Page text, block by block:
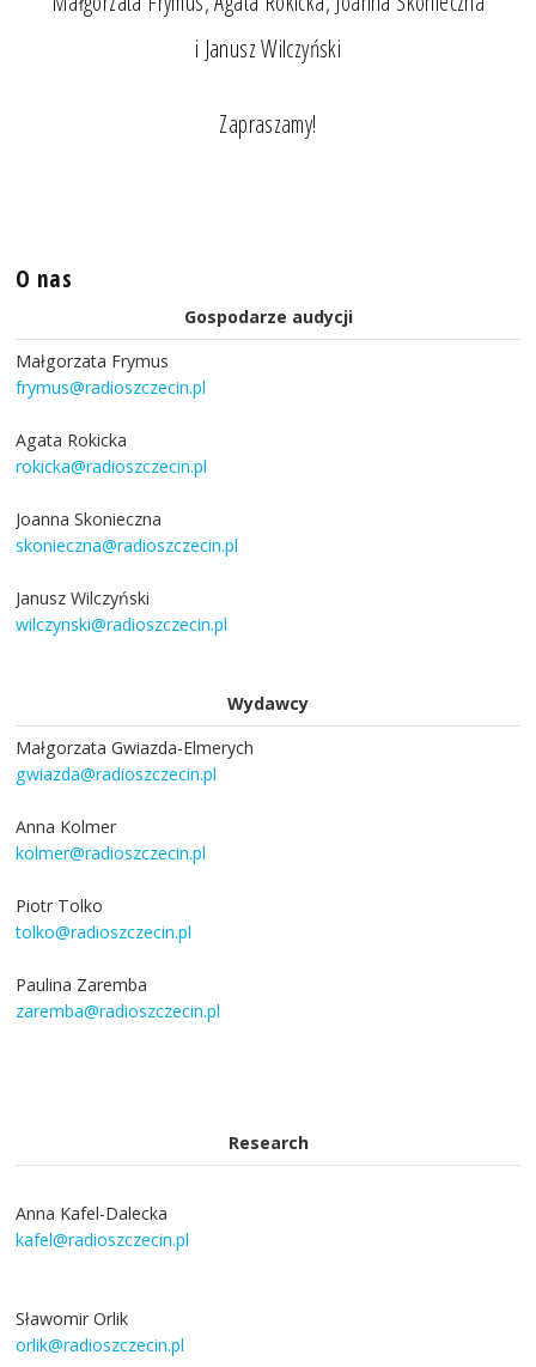
i Janusz Wilczyński
Zapraszamy!
O nas
Gospodarze audycji
Małgorzata Frymus
frymus@radioszczecin.pl
Agata Rokicka
rokicka@radioszczecin.pl
Joanna Skonieczna
skonieczna@radioszczecin.pl
Janusz Wilczyński
wilczynski@radioszczecin.pl
Wydawcy
Małgorzata Gwiazda-Elmerych
gwiazda@radioszczecin.pl
Anna Kolmer
kolmer@radioszczecin.pl
Piotr Tolko
tolko@radioszczecin.pl
Paulina Zaremba
zaremba@radioszczecin.pl
Research
Anna Kafel-Dalecka
kafel@radioszczecin.pl
Sławomir Orlik
orlik@radioszczecin.pl